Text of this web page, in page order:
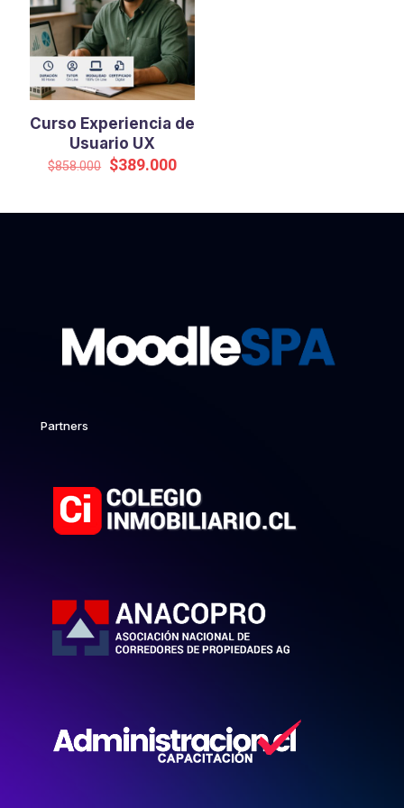
Curso Experiencia de
Usuario UX
$858.000 El
era:
$389.000El
es:
Partners